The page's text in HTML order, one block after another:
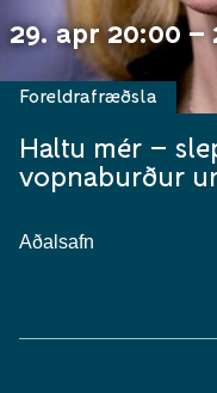
29. apr 20:00 –
Haltu mér –
vopnaburður
Foreldrafræðsla
Aðalsafn